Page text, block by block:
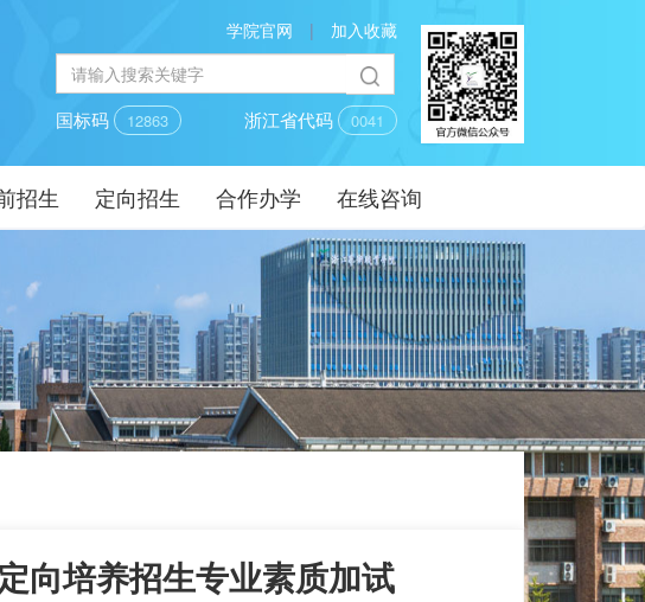
学院官网 | 加入收藏
国标码 12863 浙江省代码 0041
招生 定向招生 合作办学 在线咨询
向培养招生专业素质加试